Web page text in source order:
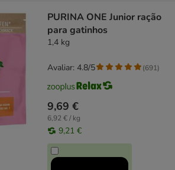
PURINA ONE Junior ração
para gatinhos
1,4 kg
9,69 €
6,92 € / kg
9,21 €
Avaliar: 4.8/5 (691)